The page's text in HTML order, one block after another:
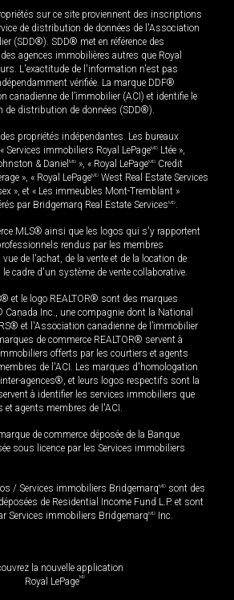
sur ce site proviennent des inscriptions
de distribution de données de l'Association
(SDD®). SDD® met en référence des
agences immobilières autres que Royal
L'exactitude de l'information n'est pas
vérifiée. La marque DDF®
canadienne de l’immobilier (ACI) et identifie le
de distribution de données (SDD®).
propriétés indépendantes. Les bureaux
Services immobiliers Royal LePageMD Ltée »,
& Daniel MD », « Royal LePageMD Credit
», « Royal LePageMD West Real Estate Services
», et « Les immeubles Mont-Tremblant »
par Bridgemarq Real Estate ServicesMD
MLS® ainsi que les logos qui s'y rapportent
rendus par les membres
de l'achat, de la vente et de la location de
cadre d'un système de vente collaborative.
et le logo REALTOR® sont des marques
Canada Inc., une compagnie dont la National
et l'Association canadienne de l’immobilier
de commerce REALTOR® servent à
offerts par les courtiers et agents
de l'ACI. Les marques d'homologation
agences®, et leurs logos respectifs sont la
à identifier les services immobiliers que
agents membres de l'ACI.
de commerce déposée de la Banque
sous licence par les Services immobiliers
/ Services immobiliers BridgemarqMD sont des
de Residential Income Fund L.P. et sont
Services immobiliers BridgemarqMD Inc.
la nouvelle application
Royal LePageMD